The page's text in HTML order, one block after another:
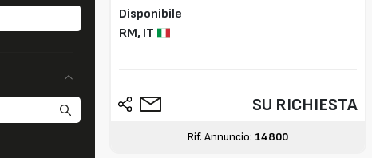
Disponibile
RM,IT
SU RICHIESTA
Rif. Annuncio: 14800